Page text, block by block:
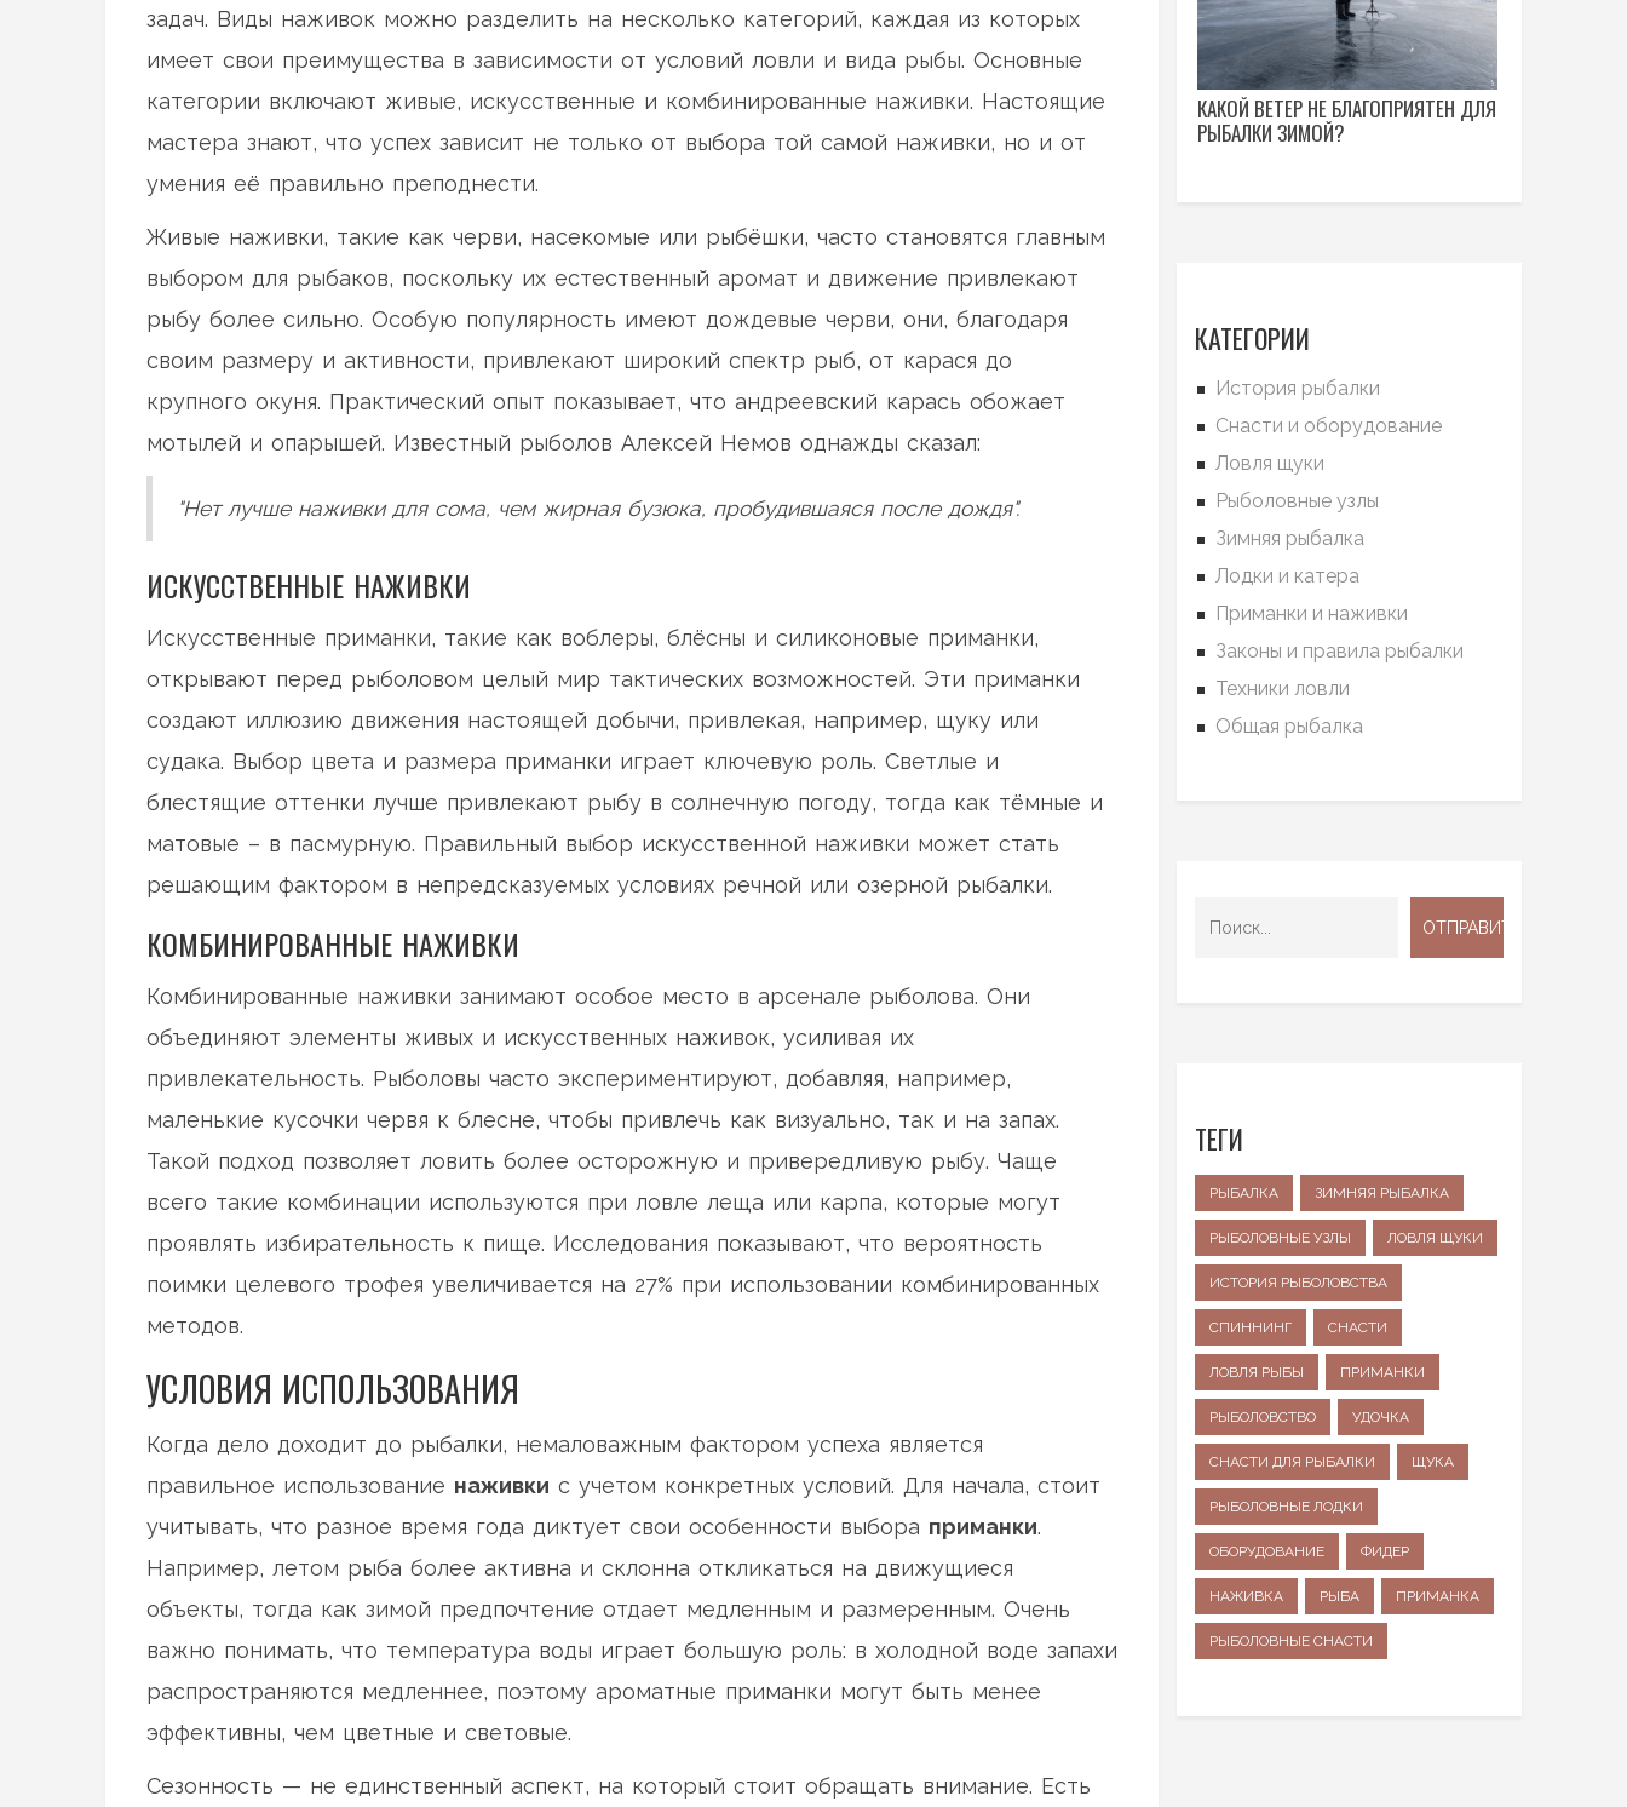
задач. Виды наживок можно разделить на несколько категорий, каждая из которых
имеет свои преимущества в зависимости от условий ловли и вида рыбы. Основные
категории включают живые, искусственные и комбинированные наживки. Настоящие
мастера знают, что успех зависит не только от выбора той самой наживки, но и от
умения её правильно преподнести.
Живые наживки, такие как черви, насекомые или рыбёшки, часто становятся главным
выбором для рыбаков, поскольку их естественный аромат и движение привлекают
рыбу более сильно. Особую популярность имеют дождевые черви, они, благодаря
своим размеру и активности, привлекают широкий спектр рыб, от карася до
крупного окуня. Практический опыт показывает, что андреевский карась обожает
мотылей и опарышей. Известный рыболов Алексей Немов однажды сказал:
"Нет лучше наживки для сома, чем жирная бузюка, пробудившаяся после дождя".
ИСКУССТВЕННЫЕ НАЖИВКИ
Искусственные приманки, такие как воблеры, блёсны и силиконовые приманки,
открывают перед рыболовом целый мир тактических возможностей. Эти приманки
создают иллюзию движения настоящей добычи, привлекая, например, щуку или
судака. Выбор цвета и размера приманки играет ключевую роль. Светлые и
блестящие оттенки лучше привлекают рыбу в солнечную погоду, тогда как тёмные и
матовые – в пасмурную. Правильный выбор искусственной наживки может стать
решающим фактором в непредсказуемых условиях речной или озерной рыбалки.
КОМБИНИРОВАННЫЕ НАЖИВКИ
Комбинированные наживки занимают особое место в арсенале рыболова. Они
объединяют элементы живых и искусственных наживок, усиливая их
привлекательность. Рыболовы часто экспериментируют, добавляя, например,
маленькие кусочки червя к блесне, чтобы привлечь как визуально, так и на запах.
Такой подход позволяет ловить более осторожную и привередливую рыбу. Чаще
всего такие комбинации используются при ловле леща или карпа, которые могут
проявлять избирательность к пище. Исследования показывают, что вероятность
поимки целевого трофея увеличивается на 27% при использовании комбинированных
методов.
УСЛОВИЯ ИСПОЛЬЗОВАНИЯ
Когда дело доходит до рыбалки, немаловажным фактором успеха является
правильное использование наживки с учетом конкретных условий. Для начала, стоит
учитывать, что разное время года диктует свои особенности выбора приманки.
Например, летом рыба более активна и склонна откликаться на движущиеся
объекты, тогда как зимой предпочтение отдает медленным и размеренным. Очень
важно понимать, что температура воды играет большую роль: в холодной воде запахи
распространяются медленнее, поэтому ароматные приманки могут быть менее
эффективны, чем цветные и световые.
Сезонность — не единственный аспект, на который стоит обращать внимание. Есть
КАКОЙ ВЕТЕР НЕ БЛАГОПРИЯТЕН ДЛЯ
РЫБАЛКИ ЗИМОЙ?
КАТЕГОРИИ
История рыбалки
Снасти и оборудование
Ловля щуки
Рыболовные узлы
Зимняя рыбалка
Лодки и катера
Приманки и наживки
Законы и правила рыбалки
Техники ловли
Общая рыбалка
ТЕГИ
РЫБАЛКА ЗИМНЯЯ РЫБАЛКА
РЫБОЛОВНЫЕ УЗЛЫ ЛОВЛЯ ЩУКИ
ИСТОРИЯ РЫБОЛОВСТВА
СПИННИНГ СНАСТИ
ЛОВЛЯ РЫБЫ ПРИМАНКИ
РЫБОЛОВСТВО УДОЧКА
СНАСТИ ДЛЯ РЫБАЛКИ ЩУКА
РЫБОЛОВНЫЕ ЛОДКИ
ОБОРУДОВАНИЕ ФИДЕР
НАЖИВКА РЫБА ПРИМАНКА
РЫБОЛОВНЫЕ СНАСТИ